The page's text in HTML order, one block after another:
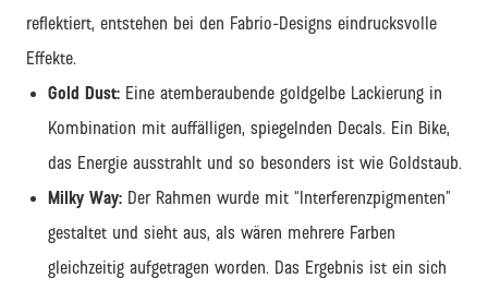
reflektiert, entstehen bei den Fabrio-Designs eindrucksvolle
Effekte.
Gold Dust: Eine atemberaubende goldgelbe Lackierung in
Kombination mit auffälligen, spiegelnden Decals. Ein Bike,
das Energie ausstrahlt und so besonders ist wie Goldstaub.
Milky Way: Der Rahmen wurde mit “Interferenzpigmenten”
gestaltet und sieht aus, als wären mehrere Farben
gleichzeitig aufgetragen worden. Das Ergebnis ist ein sich